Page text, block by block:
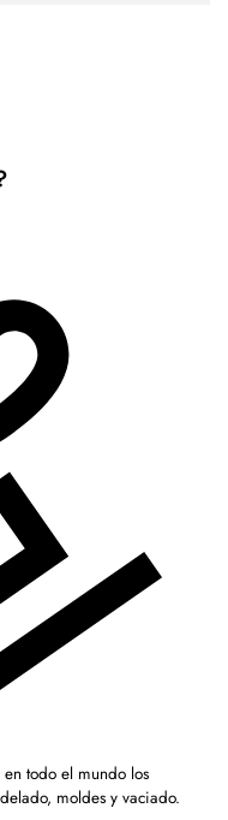
en todo el mundo los
moldes y vaciado.